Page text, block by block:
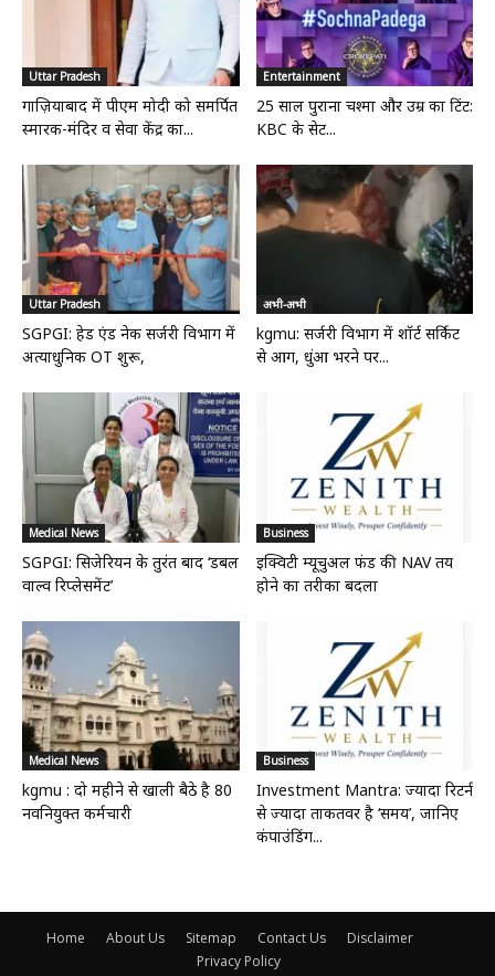
Uttar Pradesh
गाज़ियाबाद में पीएम मोदी को समर्पित
स्मारक-मंदिर व सेवा केंद्र का...
Entertainment
25 साल पुराना चश्मा और उम्र का टिंट:
KBC के सेट...
Uttar Pradesh
SGPGI: हेड एंड नेक सर्जरी विभाग में
अत्याधुनिक OT शुरू,
अभी-अभी
kgmu: सर्जरी विभाग में शॉर्ट सर्किट
से आग, धुंआ भरने पर...
Medical News
SGPGI: सिजेरियन के तुरंत बाद ‘डबल
वाल्व रिप्लेसमेंट’
Business
इक्विटी म्यूचुअल फंड की NAV तय
होने का तरीका बदला
Medical News
kgmu : दो महीने से खाली बैठे है 80
नवनियुक्त कर्मचारी
Business
Investment Mantra: ज्यादा रिटर्न
से ज्यादा ताकतवर है ‘समय’, जानिए
कंपाउंडिंग...
Home About Us Sitemap Contact Us
Disclaimer
Privacy Policy